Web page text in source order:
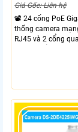
Giá Gốc: Liên hệ
📽 24 cổng PoE
thống camera
RJ45 và 2 cổng